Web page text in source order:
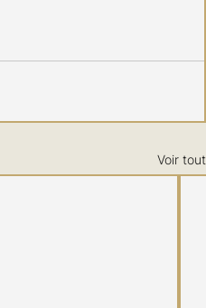
Voir tout